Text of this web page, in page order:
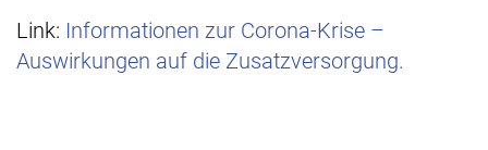
Link: Informationen zur Corona-Krise –
Auswirkungen auf die Zusatzversorgung.